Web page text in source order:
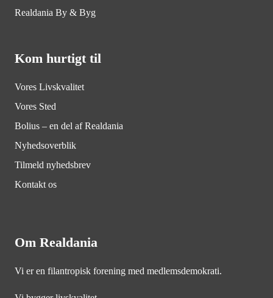
Realdania By & Byg
Kom hurtigt til
Vores Livskvalitet
Vores Sted
Bolius – en del af Realdania
Nyhedsoverblik
Tilmeld nyhedsbrev
Kontakt os
Om Realdania
Vi er en filantropisk forening med medlemsdemokrati.